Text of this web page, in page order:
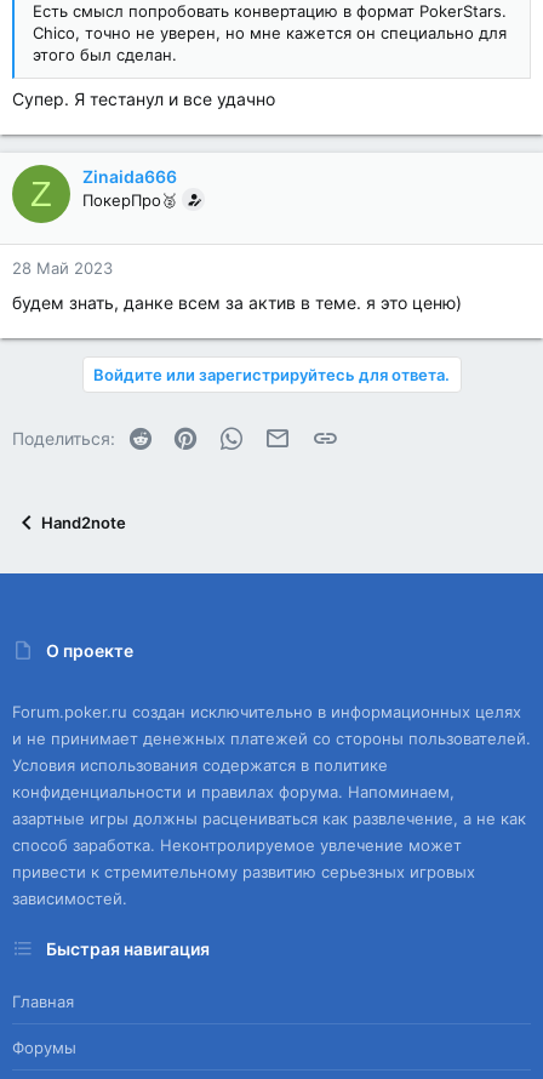
Есть смысл попробовать конвертацию в формат PokerStars.
Chico, точно не уверен, но мне кажется он специально для
этого был сделан.
Супер. Я тестанул и все удачно
Z Zinaida666
ПокерПро🥈
28 Май 2023
будем знать, данке всем за актив в теме. я это ценю)
Войдите или зарегистрируйтесь для ответа.
Поделиться: Reddit PinterestWhatsAppЭлектронная почта
Ссылка
Hand2note
О проекте
Forum.poker.ru создан исключительно в информационных целях
и не принимает денежных платежей со стороны пользователей.
Условия использования содержатся в политике
конфиденциальности и правилах форума. Напоминаем,
азартные игры должны расцениваться как развлечение, а не как
способ заработка. Неконтролируемое увлечение может
привести к стремительному развитию серьезных игровых
зависимостей.
Быстрая навигация
Главная
Форумы